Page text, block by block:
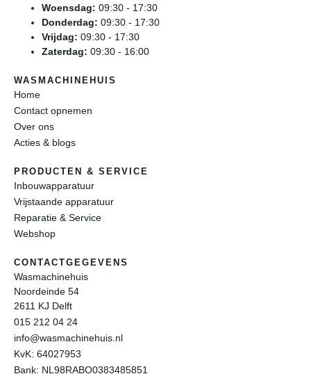
Woensdag: 09:30 - 17:30
Donderdag: 09:30 - 17:30
Vrijdag: 09:30 - 17:30
Zaterdag: 09:30 - 16:00
WASMACHINEHUIS
Home
Contact opnemen
Over ons
Acties & blogs
PRODUCTEN & SERVICE
Inbouwapparatuur
Vrijstaande apparatuur
Reparatie & Service
Webshop
CONTACTGEGEVENS
Wasmachinehuis
Noordeinde 54
2611 KJ Delft
015 212 04 24
info@wasmachinehuis.nl
KvK: 64027953
Bank: NL98RABO0383485851